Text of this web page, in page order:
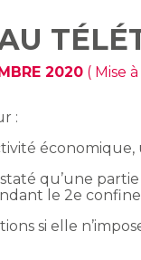
2020 ( Mise
:
qu’une
le 2e
si elle